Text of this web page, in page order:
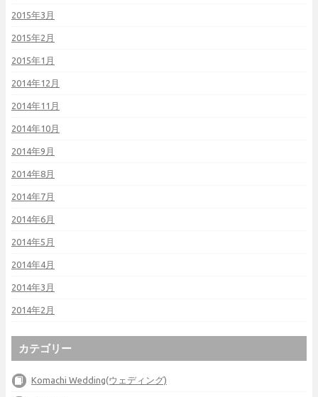
2015年3月
2015年2月
2015年1月
2014年12月
2014年11月
2014年10月
2014年9月
2014年8月
2014年7月
2014年6月
2014年5月
2014年4月
2014年3月
2014年2月
カテゴリー
Komachi Wedding(ウェディング)